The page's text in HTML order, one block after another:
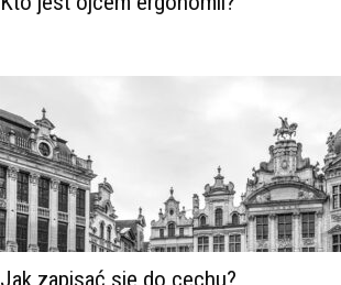
Jak zapisać się do cechu?